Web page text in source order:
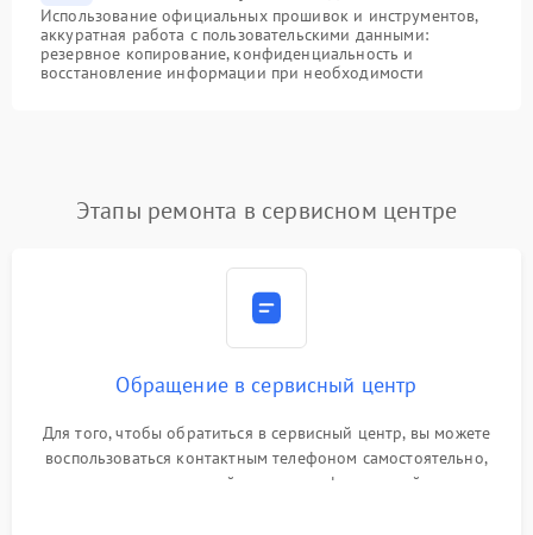
Использование официальных прошивок и инструментов,
аккуратная работа с пользовательскими данными:
резервное копирование, конфиденциальность и
восстановление информации при необходимости
Этапы ремонта в сервисном центре
Обращение в сервисный центр
Для того, чтобы обратиться в сервисный центр, вы можете
воспользоваться контактным телефоном самостоятельно,
или оставить свой номер телефона на сайте